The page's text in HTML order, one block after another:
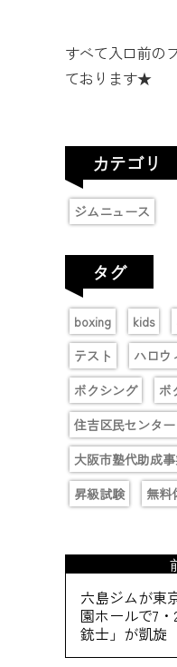
すべて入口前の
ております★
カテゴリ
ジムニュース
タグ
boxing kids
テスト
ハロウ
ボクシング
ボ
住吉区民センター
大阪市塾代助成
昇級試験
無料
六島ジムが東
園ホールで7
銃士」が凱旋